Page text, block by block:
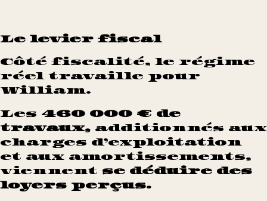
Le levier fiscal
Côté fiscalité, le régime
réel travaille pour
William.
Les 460 000 € de
travaux, additionnés aux
charges d’exploitation
et aux amortissements,
viennent se déduire des
loyers perçus.